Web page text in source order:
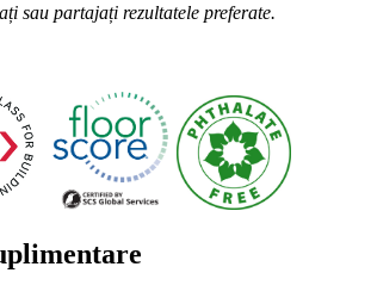
sau partajați rezultatele preferate.